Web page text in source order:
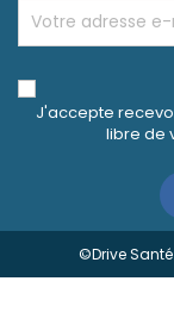
J'accepte
libre de
©Drive